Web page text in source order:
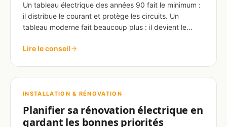
Un tableau électrique des années 90 fait le minimum :
il distribue le courant et protège les circuits. Un
tableau moderne fait beaucoup plus : il devient le…
Lire le conseil
INSTALLATION & RÉNOVATION
Planifier sa rénovation électrique en
gardant les bonnes priorités